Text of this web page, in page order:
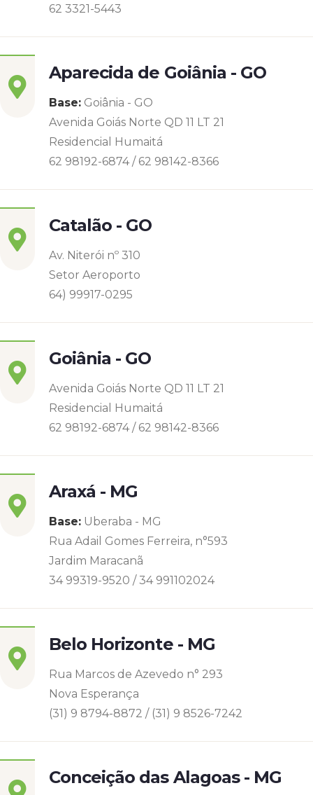
62 3321-5443
Aparecida de Goiânia - GO
Base: Goiânia - GO
Avenida Goiás Norte QD 11 LT 21
Residencial Humaitá
62 98192-6874 / 62 98142-8366
Catalão - GO
Av. Niterói nº 310
Setor Aeroporto
64) 99917-0295
Goiânia - GO
Avenida Goiás Norte QD 11 LT 21
Residencial Humaitá
62 98192-6874 / 62 98142-8366
Araxá - MG
Base: Uberaba - MG
Rua Adail Gomes Ferreira, n°593
Jardim Maracanã
34 99319-9520 / 34 991102024
Belo Horizonte - MG
Rua Marcos de Azevedo n° 293
Nova Esperança
(31) 9 8794-8872 / (31) 9 8526-7242
Conceição das Alagoas - MG